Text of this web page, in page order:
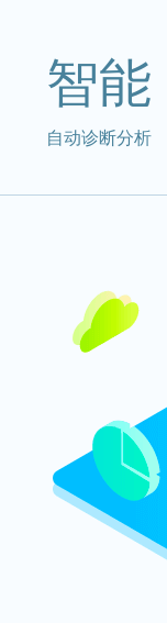
智能
自动诊断分析